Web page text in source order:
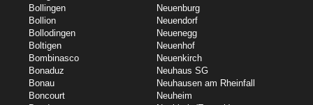
Bollingen
Bollion
Bollodingen
Boltigen
Bombinasco
Bonaduz
Bonau
Boncourt
Neuenburg
Neuendorf
Neuenegg
Neuenhof
Neuenkirch
Neuhaus SG
Neuhausen am Rheinfall
Neuheim